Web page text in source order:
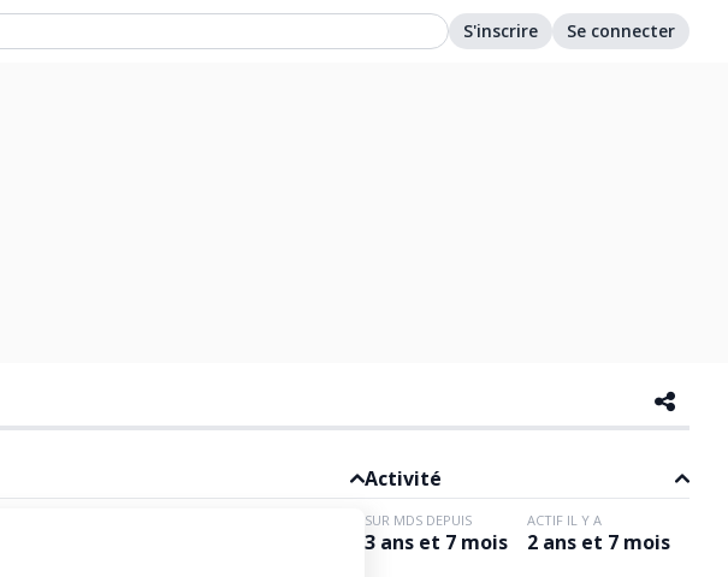
S'inscrire Se connecter
Activité
SUR MDS DEPUIS
3 ans et 7 mois
ACTIF IL Y A
2 ans et 7 mois